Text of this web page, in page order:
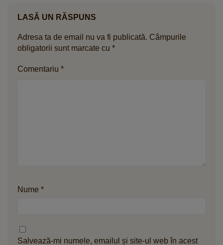
LASĂ UN RĂSPUNS
Adresa ta de email nu va fi publicată. Câmpurile
obligatorii sunt marcate cu *
Comentariu *
Nume *
Salvează-mi numele, emailul și site-ul web în acest